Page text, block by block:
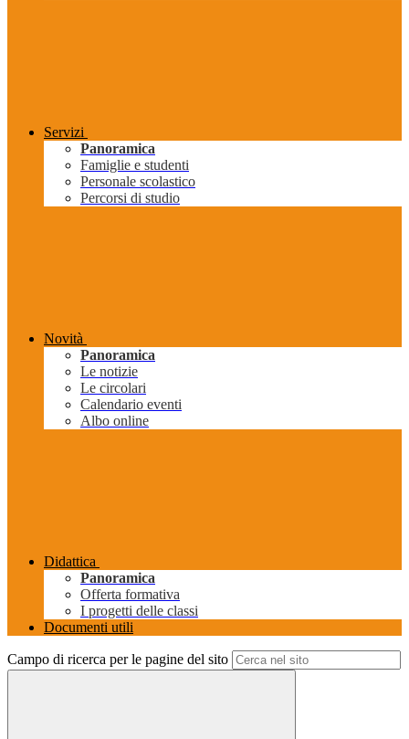
Servizi
Panoramica
Famiglie e studenti
Personale scolastico
Percorsi di studio
Novità
Panoramica
Le notizie
Le circolari
Calendario eventi
Albo online
Didattica
Panoramica
Offerta formativa
I progetti delle classi
Documenti utili
Campo di ricerca per le pagine del sito